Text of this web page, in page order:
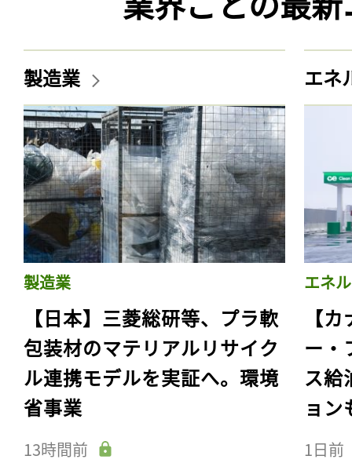
製造業
製造業
【日本】三菱総研等、プラ軟
包装材のマテリアルリサイク
ル連携モデルを実証へ。環境
省事業
13時間前
エネ
エネ
【
ー・
ス給
ョン
1日前